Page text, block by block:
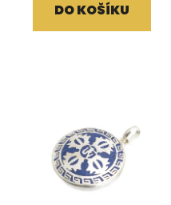
DO KOŠÍKU